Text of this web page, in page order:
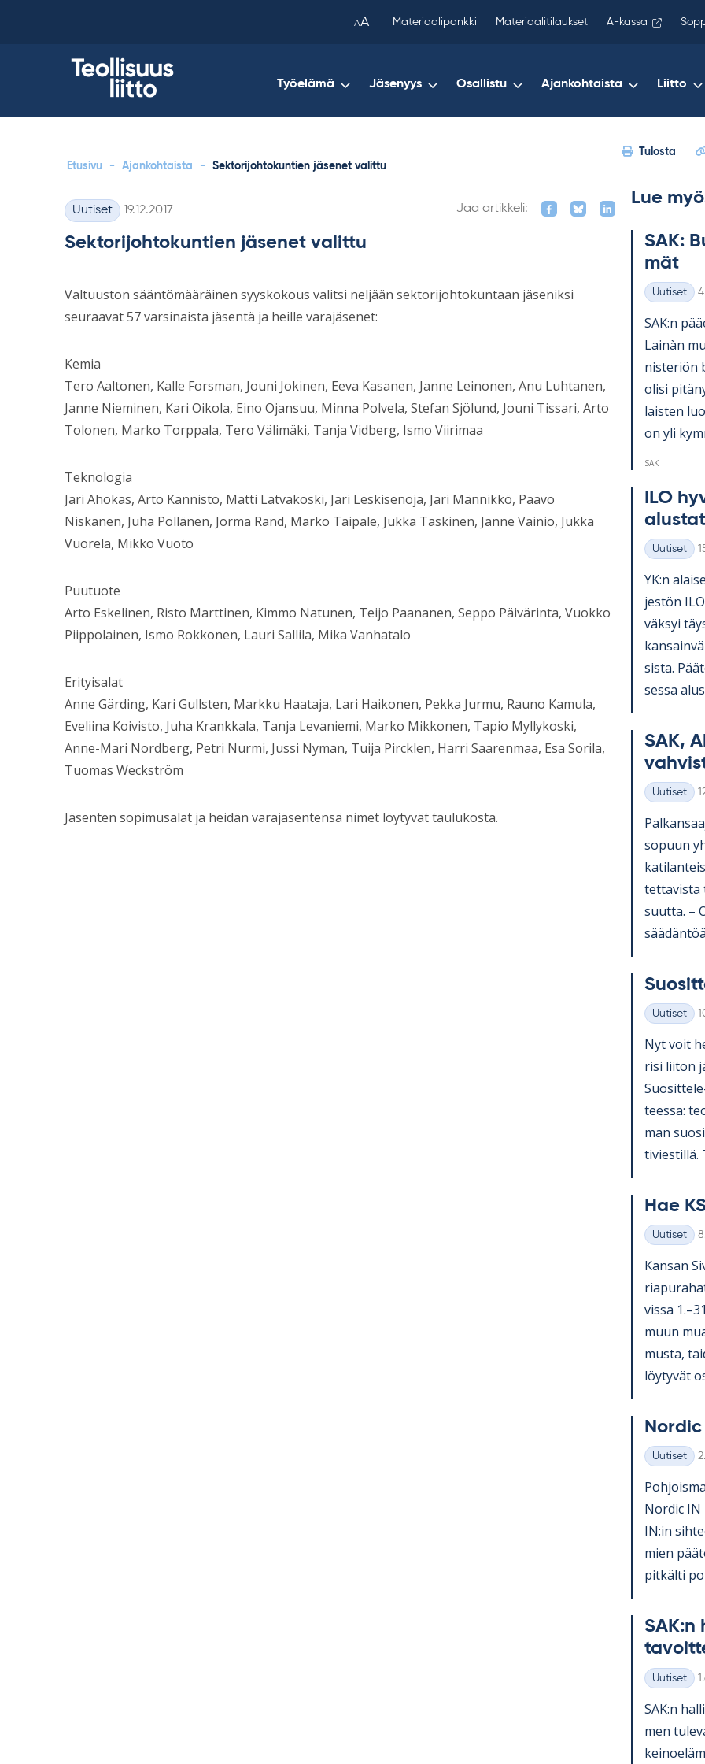
AA Materiaalipankki Materiaalitilaukset A-kassa
Työelämä Jäsenyys Osallistu Ajankohtaista Liitto
Etusivu - Ajankohtaista - Sektorijohtokuntien jäsenet valittu
Tulosta
Kategoriat
Uutiset Kirjoitettu
19.12.2017 Jaa artikkeli:
Sektorijohtokuntien jäsenet valittu
Valtuuston sääntömääräinen syyskokous valitsi neljään sektorijohtokuntaan jäseniksi
seuraavat 57 varsinaista jäsentä ja heille varajäsenet:
Kemia
Tero Aaltonen, Kalle Forsman, Jouni Jokinen, Eeva Kasanen, Janne Leinonen, Anu Luhtanen,
Janne Nieminen, Kari Oikola, Eino Ojansuu, Minna Polvela, Stefan Sjölund, Jouni Tissari, Arto
Tolonen, Marko Torppala, Tero Välimäki, Tanja Vidberg, Ismo Viirimaa
Teknologia
Jari Ahokas, Arto Kannisto, Matti Latvakoski, Jari Leskisenoja, Jari Männikkö, Paavo
Niskanen, Juha Pöllänen, Jorma Rand, Marko Taipale, Jukka Taskinen, Janne Vainio, Jukka
Vuorela, Mikko Vuoto
Puutuote
Arto Eskelinen, Risto Marttinen, Kimmo Natunen, Teijo Paananen, Seppo Päivärinta, Vuokko
Piippolainen, Ismo Rokkonen, Lauri Sallila, Mika Vanhatalo
Erityisalat
Anne Gärding, Kari Gullsten, Markku Haataja, Lari Haikonen, Pekka Jurmu, Rauno Kamula,
Eveliina Koivisto, Juha Krankkala, Tanja Levaniemi, Marko Mikkonen, Tapio Myllykoski,
Anne-Mari Nordberg, Petri Nurmi, Jussi Nyman, Tuija Pircklen, Harri Saarenmaa, Esa Sorila,
Tuomas Weckström
Jäsenten sopimusalat ja heidän varajäsentensä nimet löytyvät taulukosta.
Lue
SAK:
mät
Kategoriat
Uutiset
SAK:n
Lainàn
nis­te­riön
olisi
lais­ten
on yli
SAK
ILO
Kategoriat
Uutiset
YK:n
jes­tön
väk­syi
sista.
sessa
SAK,
Kategoriat
Uutiset
so­puun
tet­ta­vista
suutta. –
Kategoriat
Uutiset
Nyt voit
risi lii­ton
teessa:
man
ti­vies­tillä.
Hae
Kategoriat
Uutiset
Kan­san
vissa
muun
musta,
löy­ty­vät
Kategoriat
Uutiset
Nor­dic IN
IN:in
mien
pit­kälti
SAK:n
Kategoriat
Uutiset
SAK:n
men
copied
your
clipboard.)